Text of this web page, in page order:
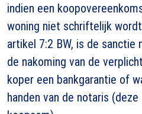
indien een
woning niet schriftelijk
artikel 7:2 BW, is de
de nakoming van de
koper een bankgarantie of
handen van de notaris